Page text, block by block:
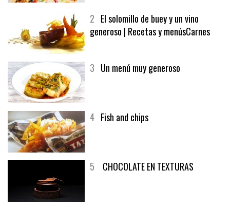
2 El solomillo de buey y un vino
generoso | Recetas y menúsCarnes
3 Un menú muy generoso
4 Fish and chips
5 CHOCOLATE EN TEXTURAS